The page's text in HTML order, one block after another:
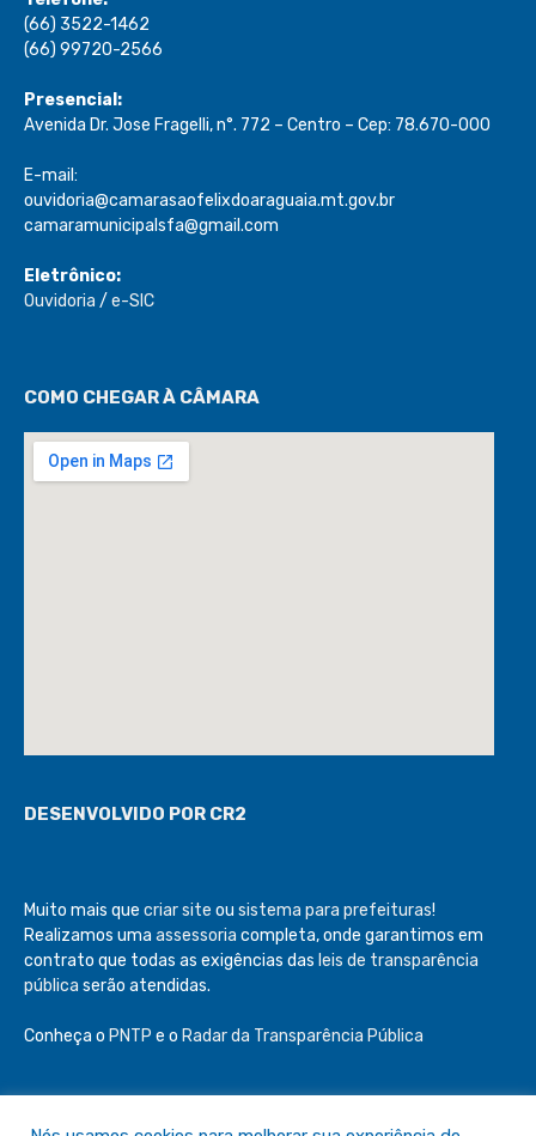
Telefone:
(66) 3522-1462
(66) 99720-2566
Presencial:
Avenida Dr. Jose Fragelli, n°. 772 – Centro – Cep: 78.670-000
E-mail:
ouvidoria@camarasaofelixdoaraguaia.mt.gov.br
camaramunicipalsfa@gmail.com
Eletrônico:
Muito mais que ou sistema para prefeituras
Realizamos umaassessoriacompleta, onde garantimos em
contrato que todas as exigências das
leis de transparência
pública
Conheça o Radar da Transparência Pública